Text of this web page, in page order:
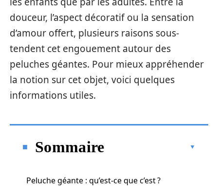
douceur, l’aspect décoratif ou la sensation
d’amour offert, plusieurs raisons sous-
tendent cet engouement autour des
peluches géantes. Pour mieux appréhender
la notion sur cet objet, voici quelques
informations utiles.
Sommaire
Peluche géante : qu’est-ce que c’est ?